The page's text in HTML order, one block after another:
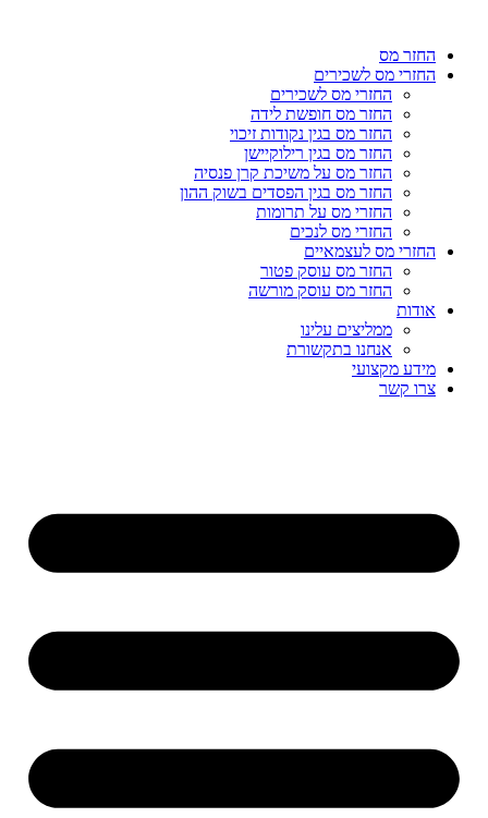
החזר מס
החזרי מס לשכירים
החזרי מס לשכירים
החזר מס חופשת לידה
החזר מס בגין נקודות זיכוי
החזר מס בגין רילוקיישן
החזר מס על משיכת קרן פנסיה
החזר מס בגין הפסדים בשוק ההון
החזרי מס על תרומות
החזרי מס לנכים
החזרי מס לעצמאיים
החזר מס עוסק פטור
החזר מס עוסק מורשה
אודות
ממליצים עלינו
אנחנו בתקשורת
מידע מקצועי
צרו קשר